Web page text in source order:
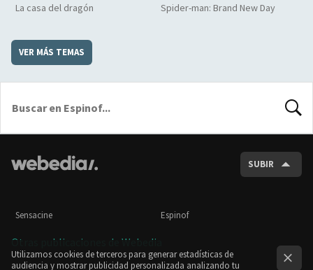
La casa del dragón Spider-man: Brand New Day
VER MÁS TEMAS
SUBIR
Sensacine Espinof
Otras publicaciones de Webedia
Utilizamos cookies de terceros para generar estadísticas de
audiencia y mostrar publicidad personalizada analizando tu